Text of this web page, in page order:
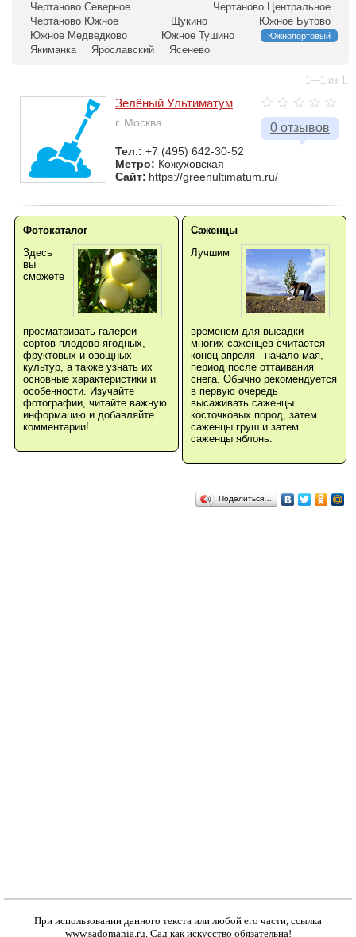
Чертаново Северное
Чертаново Центральное
Чертаново Южное
Щукино
Южное Бутово
Южное Медведково
Южное Тушино Южнопортовый
Якиманка Ярославский Ясенево
1—1 из 1.
0 отзывов
Зелёный Ультиматум
г. Москва
Тел.: +7 (495) 642-30-52
Метро: Кожуховская
Сайт: https://greenultimatum.ru/
Фотокаталог
Здесь
вы
сможете
просматривать галереи
сортов плодово-ягодных,
фруктовых и овощных
культур, а также узнать их
основные характеристики и
особенности. Изучайте
фотографии, читайте важную
информацию и добавляйте
комментарии!
Саженцы
Лучшим
временем для высадки
многих саженцев считается
конец апреля - начало мая,
период после оттаивания
снега. Обычно рекомендуется
в первую очередь
высаживать саженцы
косточковых пород, затем
саженцы груш и затем
саженцы яблонь.
Поделиться…
При использовании данного текста или любой его части, ссылка
www.sadomania.ru. Сад как искусство обязательна!